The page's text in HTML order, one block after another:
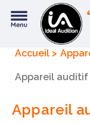
Accueil
Appareil auditif
Appareil